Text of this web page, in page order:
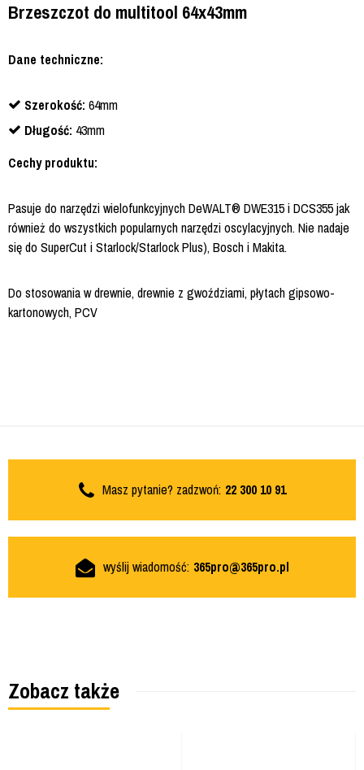
Brzeszczot do multitool 64x43mm
Dane techniczne:
Szerokość: 64mm
Długość: 43mm
Cechy produktu:
Pasuje do narzędzi wielofunkcyjnych DeWALT® DWE315 i DCS355 jak
również do wszystkich popularnych narzędzi oscylacyjnych. Nie nadaje
się do SuperCut i Starlock/Starlock Plus), Bosch i Makita.
Do stosowania w drewnie, drewnie z gwoździami, płytach gipsowo-
kartonowych, PCV
Masz pytanie? zadzwoń: 22 300 10 91
wyślij wiadomość: 365pro@365pro.pl
Zobacz także